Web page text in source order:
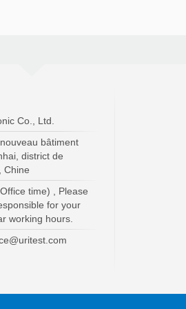
Co., Ltd.
bâtiment
district de
Chine
time) , Please
for your
working hours.